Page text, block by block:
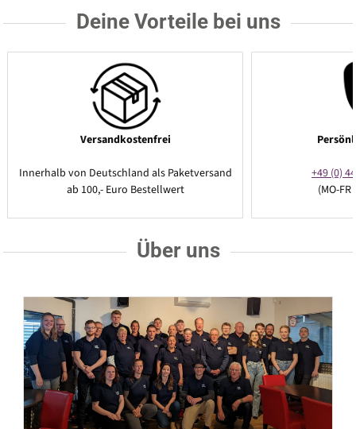
Deine Vorteile bei uns
Versandkostenfrei
Innerhalb von Deutschland als Paketversand
ab 100,- Euro Bestellwert
+49 (0)
(MO-
Über uns